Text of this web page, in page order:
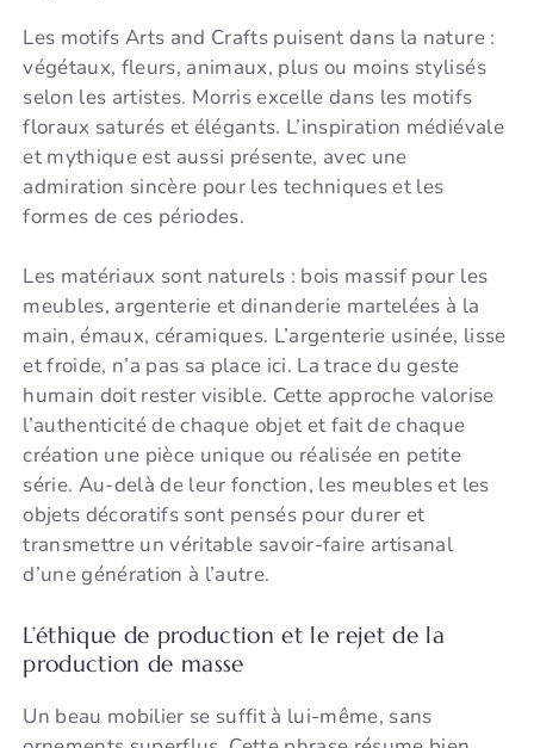
Les motifs Arts and Crafts puisent dans la nature :
végétaux, fleurs, animaux, plus ou moins stylisés
selon les artistes. Morris excelle dans les motifs
floraux saturés et élégants. L’inspiration médiévale
et mythique est aussi présente, avec une
admiration sincère pour les techniques et les
formes de ces périodes.
Les matériaux sont naturels : bois massif pour les
meubles, argenterie et dinanderie martelées à la
main, émaux, céramiques. L’argenterie usinée, lisse
et froide, n’a pas sa place ici. La trace du geste
humain doit rester visible. Cette approche valorise
l’authenticité de chaque objet et fait de chaque
création une pièce unique ou réalisée en petite
série. Au-delà de leur fonction, les meubles et les
objets décoratifs sont pensés pour durer et
transmettre un véritable savoir-faire artisanal
d’une génération à l’autre.
L’éthique de production et le rejet de la
production de masse
Un beau mobilier se suffit à lui-même, sans